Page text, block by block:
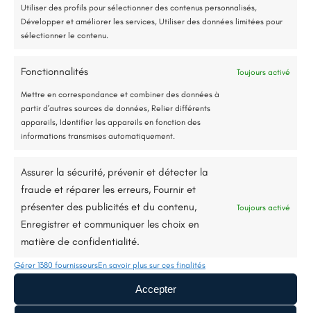
Utiliser des profils pour sélectionner des contenus personnalisés,
Développer et améliorer les services, Utiliser des données limitées pour
sélectionner le contenu.
Fonctionnalités Toujours activé
Mettre en correspondance et combiner des données à
partir d’autres sources de données, Relier différents
appareils, Identifier les appareils en fonction des
informations transmises automatiquement.
Assurer la sécurité, prévenir et détecter la
fraude et réparer les erreurs, Fournir et
présenter des publicités et du contenu,
Enregistrer et communiquer les choix en
matière de confidentialité.
Toujours activé
Gérer 1380 fournisseursEn savoir plus sur ces finalités
Accepter
Vous cherchez d'autres solutions
?
Pompe à chaleur
air - eau
Jusqu’à 80% de prise en charge*